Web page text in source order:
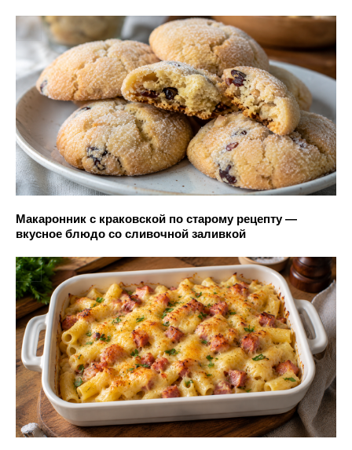
Макаронник с краковской по старому рецепту —
вкусное блюдо со сливочной заливкой